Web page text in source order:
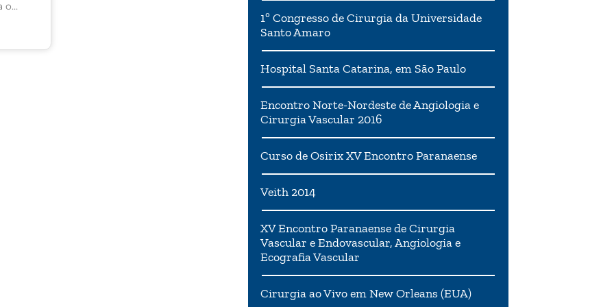
o
em
1º Congresso de Cirurgia da Universidade
Santo Amaro
Hospital Santa Catarina, em São Paulo
Encontro Norte-Nordeste de Angiologia e
Cirurgia Vascular 2016
Curso de Osirix XV Encontro Paranaense
Veith 2014
XV Encontro Paranaense de Cirurgia
Vascular e Endovascular, Angiologia e
Ecografia Vascular
Cirurgia ao Vivo em New Orleans (EUA)